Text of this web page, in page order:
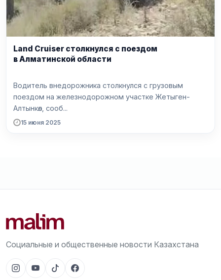
Land Cruiser столкнулся с поездом
в Алматинской области
Водитель внедорожника столкнулся с грузовым
поездом на железнодорожном участке Жетыген-
Алтынкөл, сооб...
15 июня 2025
Социальные и общественные новости Казахстана